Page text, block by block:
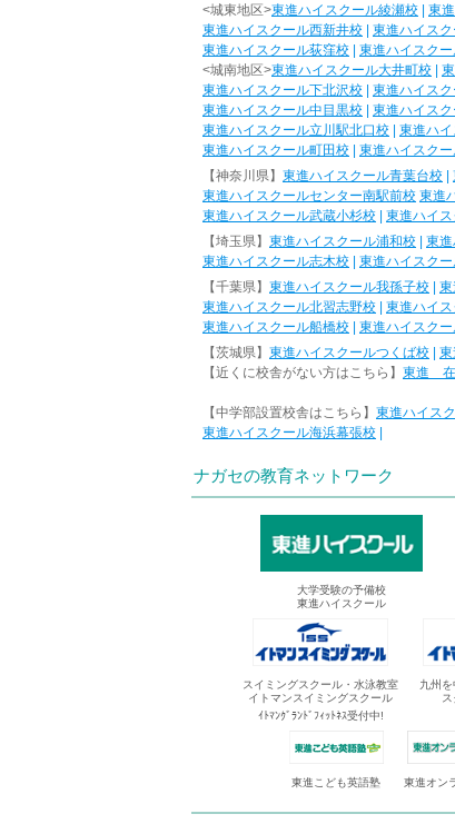
<城東地区>東進ハイスクール綾瀬校 東
東進ハイスクール西新井校
東進ハイス
東進ハイスクール荻窪校
東進ハイスク
<城南地区>東進ハイスクール大井町校
東進ハイスクール下北沢校
東進ハイス
東進ハイスクール中目黒校
東進ハイス
東進ハイスクール立川駅北口校
東進ハ
東進ハイスクール町田校
東進ハイスク
【神奈川県】 東進ハイスクール青葉台校
東進ハイスクールセンター南駅前校 東進
東進ハイスクール武蔵小杉校
東進ハイ
【埼玉県】 東進ハイスクール浦和校 東
東進ハイスクール志木校
東進ハイスク
【千葉県】 東進ハイスクール我孫子校
東進ハイスクール北習志野校
東進ハイ
東進ハイスクール船橋校
東進ハイスク
【茨城県】 東進ハイスクールつくば校
【近くに校舎がない方はこちら】 東進 在
【中学部設置校舎はこちら】 東進ハイス
東進ハイスクール海浜幕張校
ナガセの教育ネットワーク
大学受験の予備校
東進ハイスクール
スイミングスクール・水泳教室
イトマンスイミングスクール
ｲﾄﾏﾝｸﾞﾗﾝﾄﾞﾌｨｯﾄﾈｽ受付中!
九州
東進こども英語塾 東進オン